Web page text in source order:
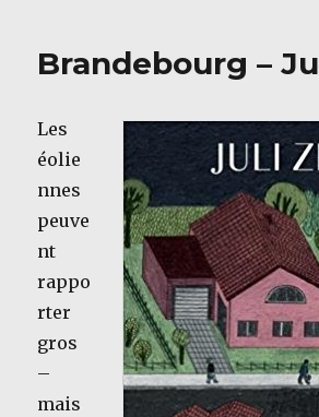
Brandebourg –
Les
éolie
nnes
peuve
nt
rappo
rter
gros
–
mais